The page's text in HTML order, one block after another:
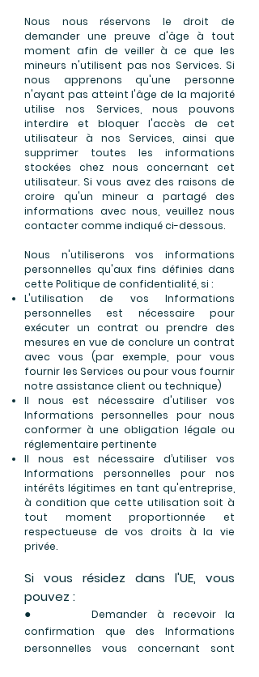
Nous nous réservons le droit de
demander une preuve d'âge à tout
moment afin de veiller à ce que les
mineurs n'utilisent pas nos Services. Si
nous apprenons qu'une personne
n'ayant pas atteint l'âge de la majorité
utilise nos Services, nous pouvons
interdire et bloquer l'accès de cet
utilisateur à nos Services, ainsi que
supprimer toutes les informations
stockées chez nous concernant cet
utilisateur. Si vous avez des raisons de
croire qu'un mineur a partagé des
informations avec nous, veuillez nous
contacter comme indiqué ci-dessous.
Nous n'utiliserons vos informations
personnelles qu'aux fins définies dans
cette Politique de confidentialité, si :
L'utilisation de vos Informations
personnelles est nécessaire pour
exécuter un contrat ou prendre des
mesures en vue de conclure un contrat
avec vous (par exemple, pour vous
fournir les Services ou pour vous fournir
notre assistance client ou technique)
Il nous est nécessaire d'utiliser vos
Informations personnelles pour nous
conformer à une obligation légale ou
réglementaire pertinente
Il nous est nécessaire d’utiliser vos
Informations personnelles pour nos
intérêts légitimes en tant qu'entreprise,
à condition que cette utilisation soit à
tout moment proportionnée et
respectueuse de vos droits à la vie
privée.
Si vous résidez dans l'UE, vous
pouvez :
●
Demander à recevoir la
confirmation que des Informations
personnelles vous concernant sont